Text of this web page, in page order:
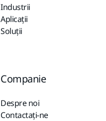
Industrii
Aplicații
Soluții
Companie
Despre noi
Contactaţi-ne